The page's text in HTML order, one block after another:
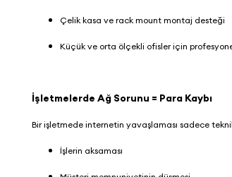
Çelik kasa ve rack mount montaj desteği
Küçük ve orta ölçekli ofisler için
İşletmelerde Ağ Sorunu = Para Kaybı
Bir işletmede internetin yavaşlaması sadece
İşlerin aksaması